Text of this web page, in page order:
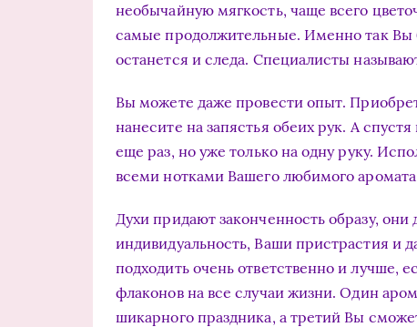
необычайную мягкость, чаще всего
самые продолжительные. Именно так Вы
останется и следа. Специалисты
Вы можете даже провести опыт.
нанесите на запястья обеих рук. А
еще раз, но уже только на одну руку.
всеми нотками Вашего любимого
Духи придают законченность образу,
индивидуальность, Ваши пристрастия и
подходить очень ответственно и лучше,
флаконов на все случаи жизни. Один
шикарного праздника, а третий Вы